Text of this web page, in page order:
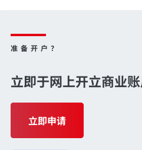
准备开户？
立即于网上开立商业
立即申请